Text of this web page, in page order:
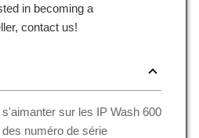
in becoming a
contact us!
sur les IP Wash 600
numéro de série